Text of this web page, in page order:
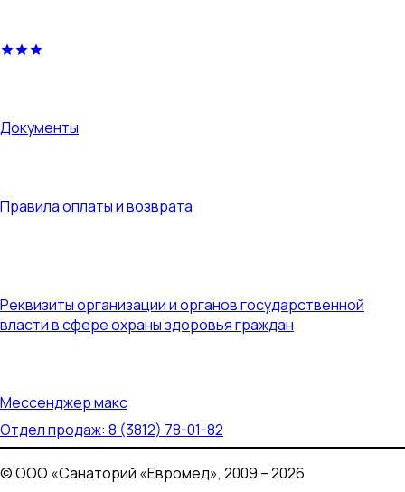
Документы
Правила оплаты и возврата
Реквизиты организации и органов государственной
власти в сфере охраны здоровья граждан
Мессенджер макс
Отдел продаж: 8 (3812) 78-01-82
© ООО «Санаторий «Евромед», 2009 – 2026